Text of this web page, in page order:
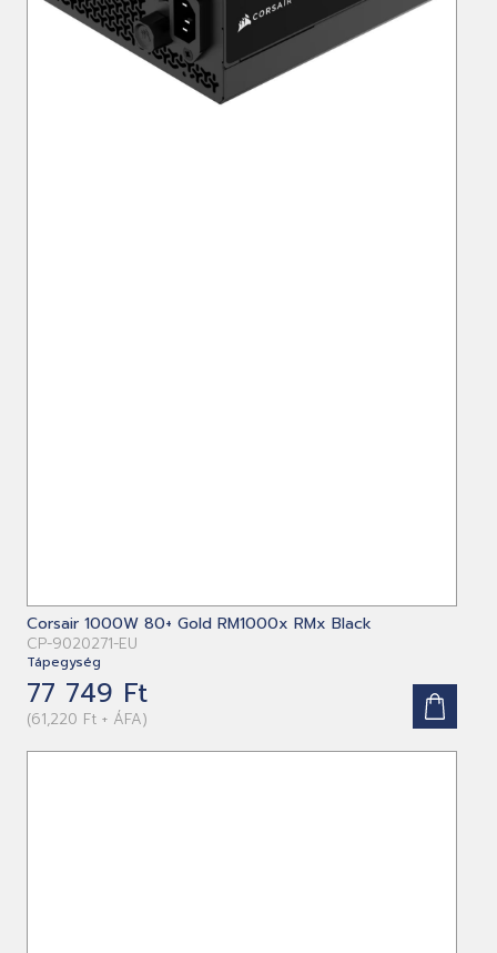
Corsair 1000W 80+ Gold RM1000x RMx Black
CP-9020271-EU
Tápegység
77 749 Ft
(61,220 Ft + ÁFA)